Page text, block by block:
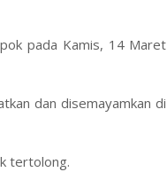
pada Kamis, 14 Maret
dan disemayamkan di
tertolong.